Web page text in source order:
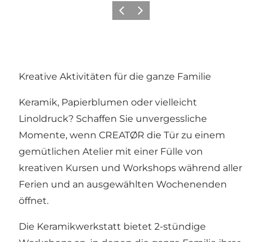
Vorherige Folie
Nächste Folie
Kreative Aktivitäten für die ganze Familie
Keramik, Papierblumen oder vielleicht
Linoldruck? Schaffen Sie unvergessliche
Momente, wenn CREATØR die Tür zu einem
gemütlichen Atelier mit einer Fülle von
kreativen Kursen und Workshops während aller
Ferien und an ausgewählten Wochenenden
öffnet.
Die Keramikwerkstatt bietet 2-stündige